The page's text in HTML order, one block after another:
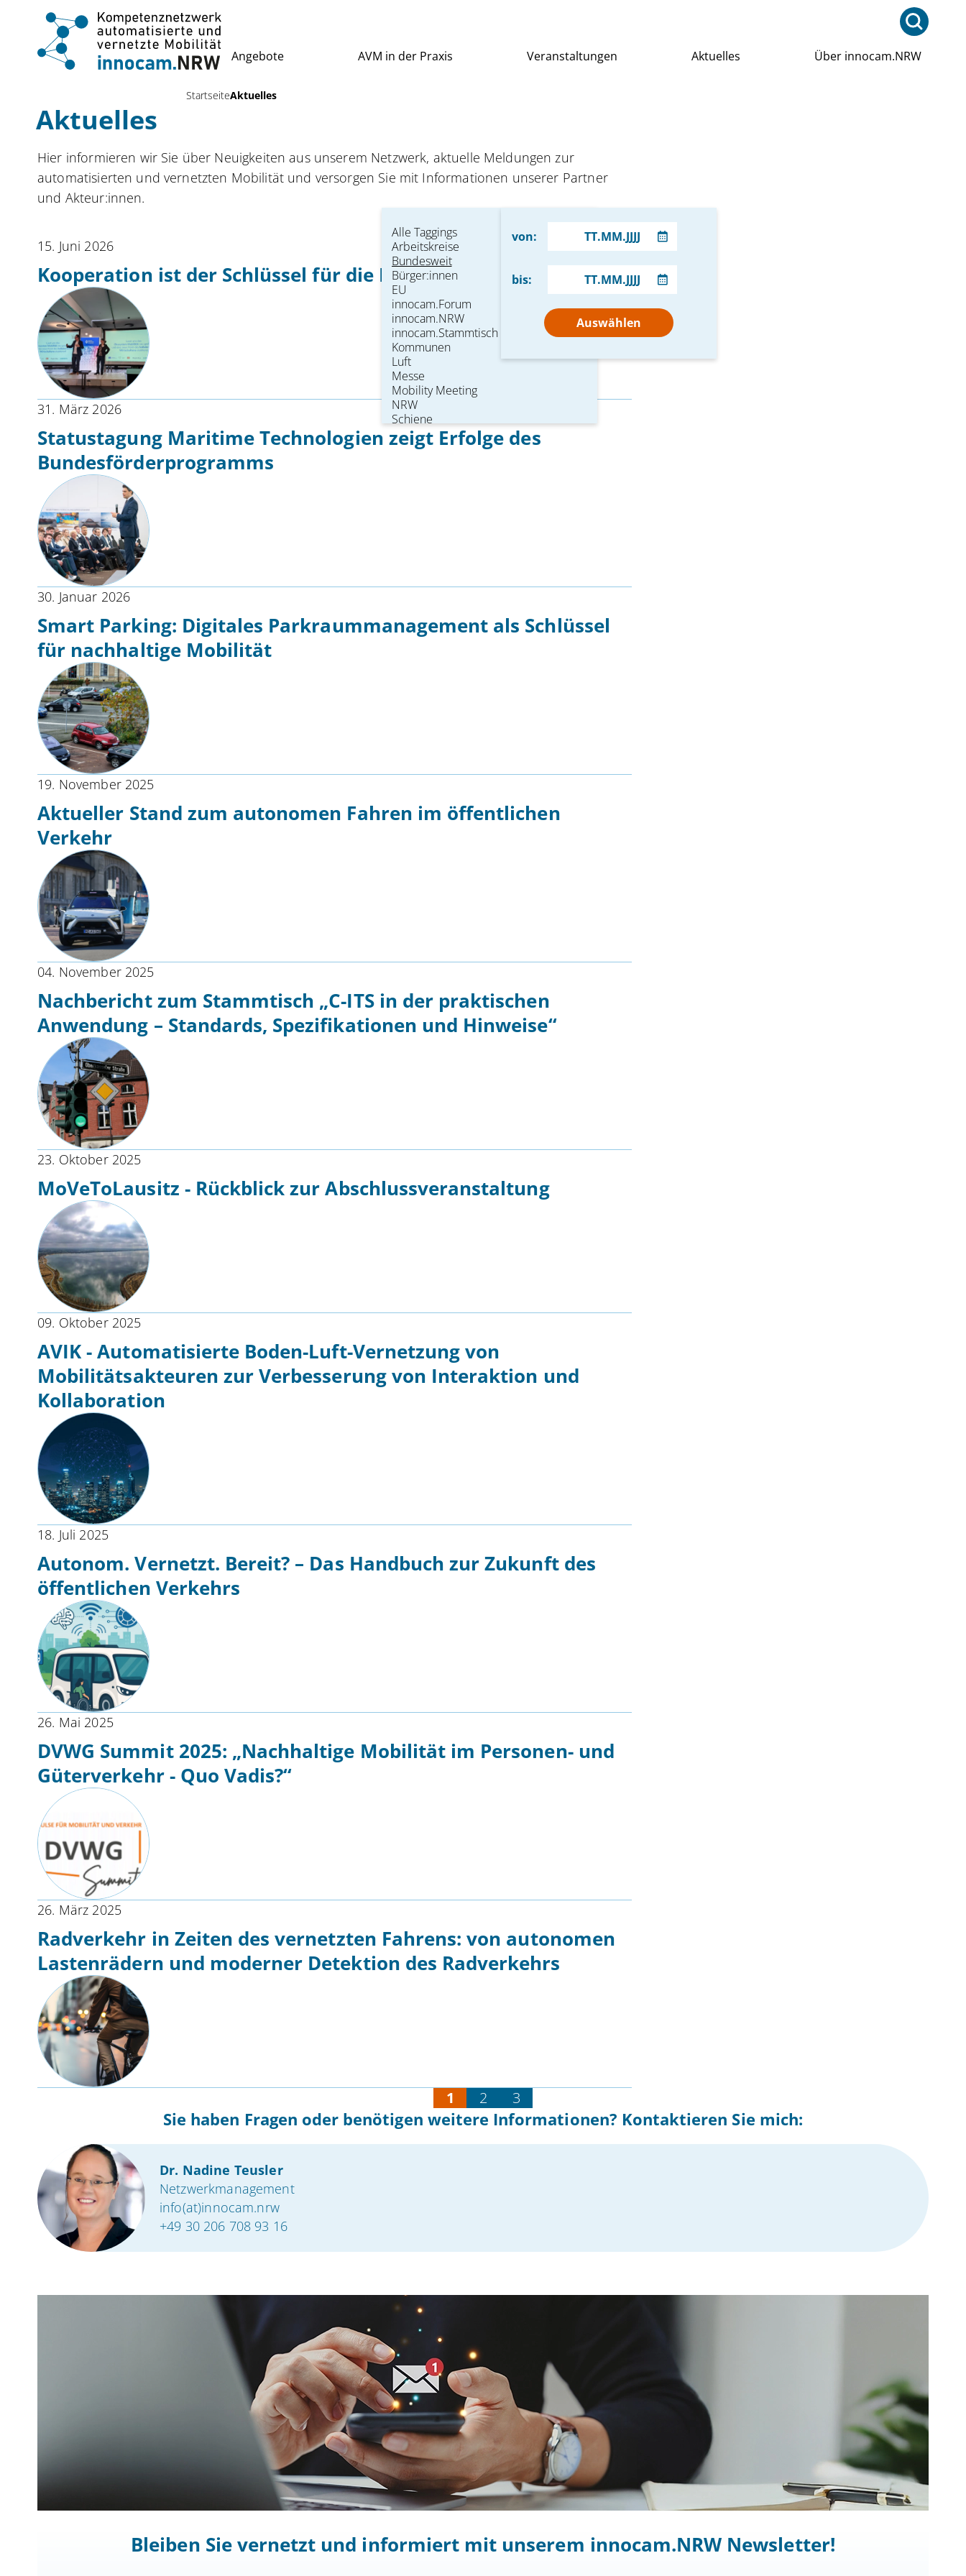
Angebote AVM in der Praxis Veranstaltungen Aktuelles Über innocam.NRW
StartseiteAktuelles
Aktuelles
Hier informieren wir Sie über Neuigkeiten aus unserem Netzwerk, aktuelle Meldungen zur
automatisierten und vernetzten Mobilität und versorgen Sie mit Informationen unserer Partner
und Akteur:innen.
Alle Taggings
Arbeitskreise
Bundesweit
Bürger:innen
EU
innocam.Forum
innocam.NRW
innocam.Stammtisch
Kommunen
Luft
Messe
Mobility Meeting
NRW
Schiene
Straße
Unternehmen
Datum
von:
bis:
Kooperation ist der Schlüssel für die Mobilität von morgen
15. Juni 2026
Statustagung Maritime Technologien zeigt Erfolge des
Bundesförderprogramms
31. März 2026
Smart Parking: Digitales Parkraummanagement als Schlüssel
für nachhaltige Mobilität
30. Januar 2026
Aktueller Stand zum autonomen Fahren im öffentlichen
Verkehr
19. November 2025
Nachbericht zum Stammtisch „C-ITS in der praktischen
Anwendung – Standards, Spezifikationen und Hinweise“
04. November 2025
MoVeToLausitz - Rückblick zur Abschlussveranstaltung
23. Oktober 2025
AVIK - Automatisierte Boden-Luft-Vernetzung von
Mobilitätsakteuren zur Verbesserung von Interaktion und
Kollaboration
09. Oktober 2025
Autonom. Vernetzt. Bereit? – Das Handbuch zur Zukunft des
öffentlichen Verkehrs
18. Juli 2025
DVWG Summit 2025: „Nachhaltige Mobilität im Personen- und
Güterverkehr - Quo Vadis?“
26. Mai 2025
Radverkehr in Zeiten des vernetzten Fahrens: von autonomen
Lastenrädern und moderner Detektion des Radverkehrs
26. März 2025
1 2 3
Sie haben Fragen oder benötigen weitere Informationen? Kontaktieren Sie mich:
Dr. Nadine Teusler
Netzwerkmanagement
info(at)innocam.nrw
+49 30 206 708 93 16
Bleiben Sie vernetzt und informiert mit unserem innocam.NRW Newsletter!